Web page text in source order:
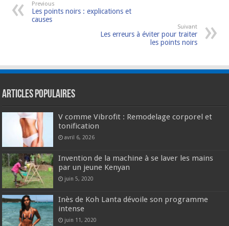
Previous
Les points noirs : explications et
causes
Suivant
Les erreurs à éviter pour traiter
les points noirs
Articles populaires
V comme Vibrofit : Remodelage corporel et
tonification
avril 6, 2026
Invention de la machine à se laver les mains
par un jeune Kenyan
juin 5, 2020
Inès de Koh Lanta dévoile son programme
intense
juin 11, 2020